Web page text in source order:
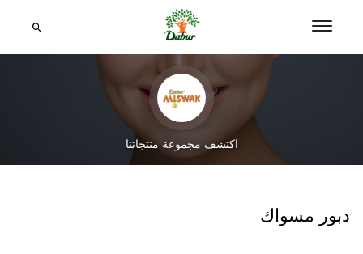
اكتشف مجموعة منتجاتنا
دبور مسواك